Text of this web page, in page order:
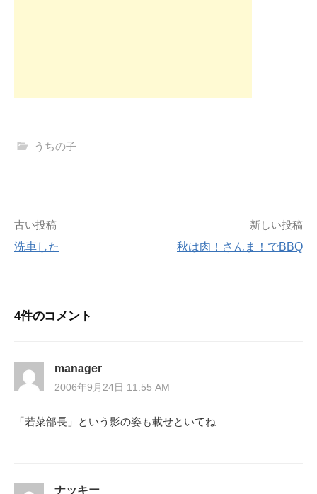
うちの子
投
ビ
ゲ
ー
シ
ン
古い投稿
洗車した
新しい投稿
秋は肉！さんま！でBBQ
4件のコメント
manager
2006年9月24日 11:55 AM
「若菜部長」という影の姿も載せといてね
ナッキー